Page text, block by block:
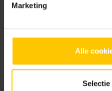
Marketing
Alle
Selectie
Vijvers
Lijmen is sneller en
Wil je al jaren een muurtje
tegen het werk? Niet nodig.